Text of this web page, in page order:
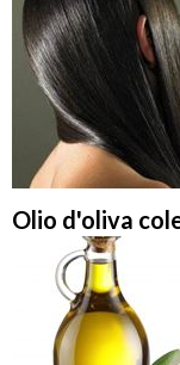
Olio d'oliva